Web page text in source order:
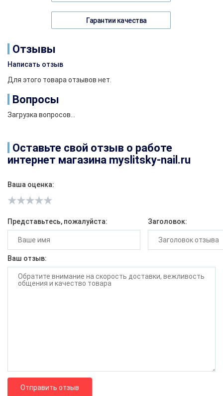
Гарантии качества
Отзывы
Написать отзыв
Для этого товара отзывов нет.
Вопросы
Загрузка вопросов...
Оставьте свой отзыв о работе
интернет магазина myslitsky-nail.ru
Ваша оценка:
Представьтесь, пожалуйста: Заголовок:
Ваш отзыв:
Отправить отзыв